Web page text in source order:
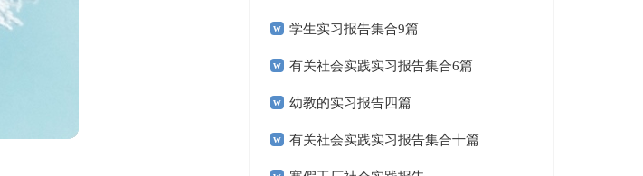
学生实习报告集合9篇
有关社会实践实习报告集合6篇
幼教的实习报告四篇
有关社会实践实习报告集合十篇